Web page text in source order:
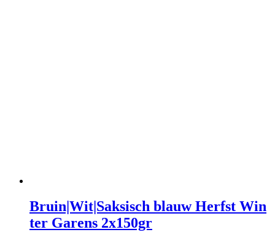
Bruin|Wit|Saksisch blauw Herfst Win
ter Garens 2x150gr